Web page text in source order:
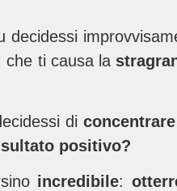
decidessi
che ti causa la
di
positivo?
incredibile: